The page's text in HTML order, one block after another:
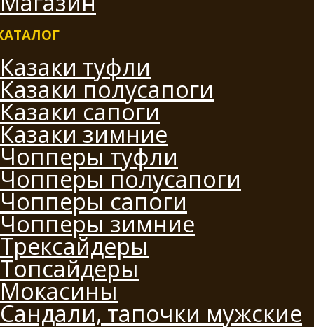
Казаки туфли
Казаки полусапоги
Казаки сапоги
Казаки зимние
Чопперы туфли
Чопперы полусапоги
Чопперы сапоги
Чопперы зимние
Трексайдеры
Топсайдеры
Мокасины
Сандали, тапочки мужские